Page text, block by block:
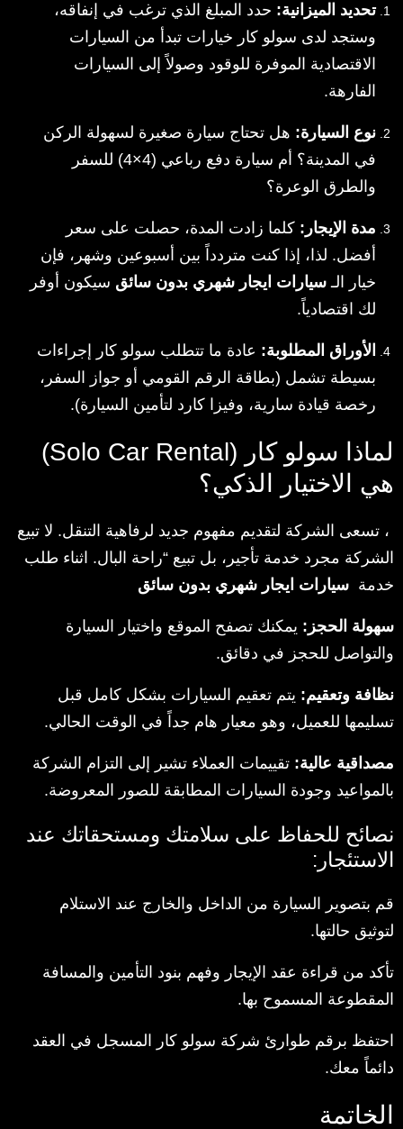
تحديد الميزانية: حدد المبلغ الذي ترغب في إنفاقه،
وستجد لدى سولو كار خيارات تبدأ من السيارات
الاقتصادية الموفرة للوقود وصولاً إلى السيارات
الفارهة.
نوع السيارة: هل تحتاج سيارة صغيرة لسهولة الركن
في المدينة؟ أم سيارة دفع رباعي (4×4) للسفر
والطرق الوعرة؟
مدة الإيجار: كلما زادت المدة، حصلت على سعر
أفضل. لذا، إذا كنت متردداً بين أسبوعين وشهر، فإن
خيار الـ سيارات ايجار شهري بدون سائق سيكون أوفر
لك اقتصادياً.
الأوراق المطلوبة: عادة ما تتطلب سولو كار إجراءات
بسيطة تشمل (بطاقة الرقم القومي أو جواز السفر،
رخصة قيادة سارية، وفيزا كارد لتأمين السيارة).
لماذا سولو كار (Solo Car Rental)
هي الاختيار الذكي؟
، تسعى الشركة لتقديم مفهوم جديد لرفاهية التنقل. لا تبيع
الشركة مجرد خدمة تأجير، بل تبيع “راحة البال. اثناء طلب
خدمة سيارات ايجار شهري بدون سائق
سهولة الحجز: يمكنك تصفح الموقع واختيار السيارة
والتواصل للحجز في دقائق.
نظافة وتعقيم: يتم تعقيم السيارات بشكل كامل قبل
تسليمها للعميل، وهو معيار هام جداً في الوقت الحالي.
مصداقية عالية: تقييمات العملاء تشير إلى التزام الشركة
بالمواعيد وجودة السيارات المطابقة للصور المعروضة.
نصائح للحفاظ على سلامتك ومستحقاتك عند
الاستئجار:
قم بتصوير السيارة من الداخل والخارج عند الاستلام
لتوثيق حالتها.
تأكد من قراءة عقد الإيجار وفهم بنود التأمين والمسافة
المقطوعة المسموح بها.
احتفظ برقم طوارئ شركة سولو كار المسجل في العقد
دائماً معك.
الخاتمة